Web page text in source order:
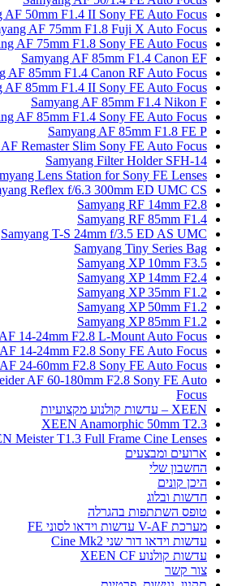
AF 50mm F1.4 II Sony FE Auto Focus
AF 75mm F1.8 Fuji X Auto Focus
AF 75mm F1.8 Sony FE Auto Focus
Samyang AF 85mm F1.4 Canon EF
AF 85mm F1.4 Canon RF Auto Focus
AF 85mm F1.4 II Sony FE Auto Focus
Samyang AF 85mm F1.4 Nikon F
AF 85mm F1.4 Sony FE Auto Focus
Samyang AF 85mm F1.8 FE P
AF Remaster Slim Sony FE Auto Focus
Samyang Filter Holder SFH-14
Lens Station for Sony FE Lenses
Reflex f/6.3 300mm ED UMC CS
Samyang RF 14mm F2.8
Samyang RF 85mm F1.4
Samyang T-S 24mm f/3.5 ED AS UMC
Samyang Tiny Series Bag
Samyang XP 10mm F3.5
Samyang XP 14mm F2.4
Samyang XP 35mm F1.2
Samyang XP 50mm F1.2
Samyang XP 85mm F1.2
14-24mm F2.8 L-Mount Auto Focus
14-24mm F2.8 Sony FE Auto Focus
24-60mm F2.8 Sony FE Auto Focus
AF 60-180mm F2.8 Sony FE Auto
Focus
XEEN – עדשות קולנוע מקצועיות
XEEN Anamorphic 50mm T2.3
Meister T1.3 Full Frame Cine Lenses
ארועים ומבצעים
החשבון שלי
היכן קונים
חדשות ובלוג
טופס השתתפות בהגרלה
מערכת V-AF עדשות וידאו לסוני FE
עדשות וידאו דור שני Cine Mk2
עדשות קולנוע XEEN CF
צור קשר